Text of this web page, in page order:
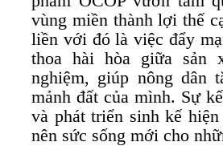
vùng miền thành lợi thế
liền với đó là việc đẩy
thoa hài hòa giữa sản
nghiệm, giúp nông dân
mảnh đất của mình. Sự
và phát triển sinh kế
nên sức sống mới cho